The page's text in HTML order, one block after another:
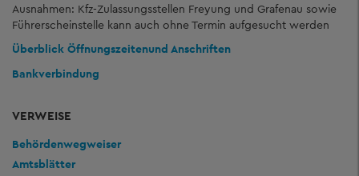
Ausnahmen: Kfz-Zulassungsstellen Freyung und Grafenau sowie
Führerscheinstelle kann auch ohne Termin aufgesucht werden
Überblick Öffnungszeitenund Anschriften
Bankverbindung
VERWEISE
Behördenwegweiser
Amtsblätter